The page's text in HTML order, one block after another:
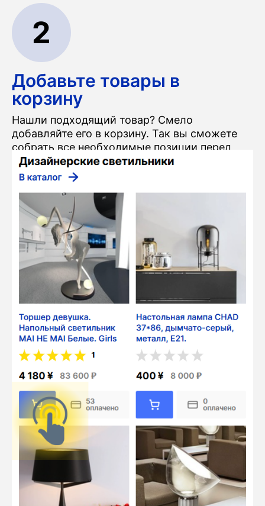
2
Добавьте товары в
корзину
Нашли подходящий товар? Смело
добавляйте его в корзину. Так вы сможете
собрать все необходимые позиции перед
оформлением заказа.